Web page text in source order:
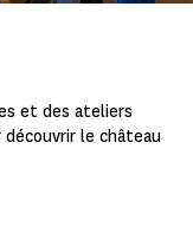
et des ateliers
le château